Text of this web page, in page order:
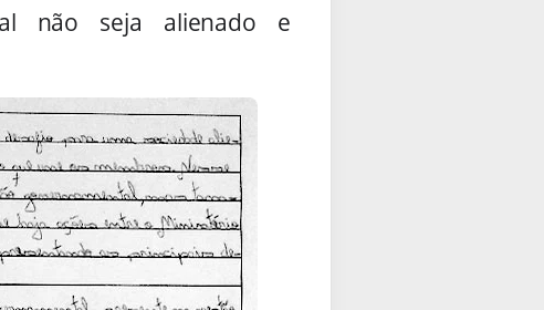
não seja alienado e